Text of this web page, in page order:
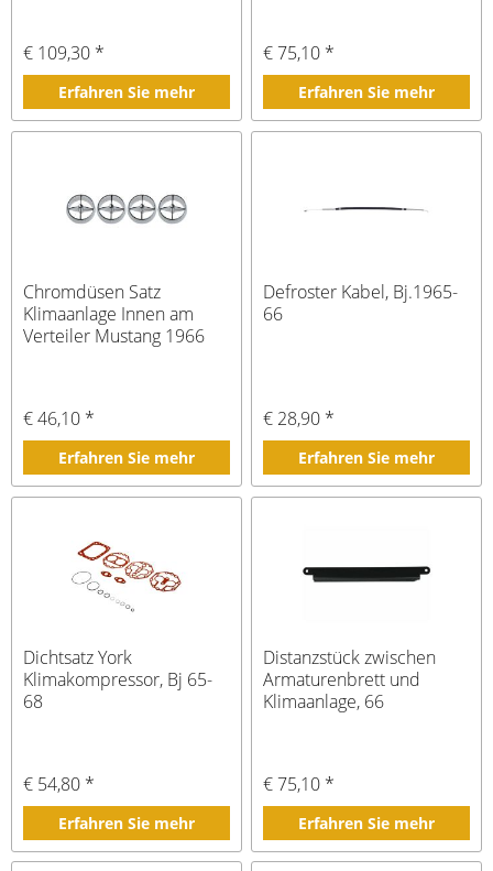
€ 109,30 *
Erfahren Sie mehr
€ 75,10 *
Erfahren Sie mehr
Chromdüsen Satz
Klimaanlage Innen am
Verteiler Mustang 1966
€ 46,10 *
Erfahren Sie mehr
Defroster Kabel, Bj.1965-
66
€ 28,90 *
Erfahren Sie mehr
Dichtsatz York
Klimakompressor, Bj 65-
68
€ 54,80 *
Erfahren Sie mehr
Distanzstück zwischen
Armaturenbrett und
Klimaanlage, 66
€ 75,10 *
Erfahren Sie mehr